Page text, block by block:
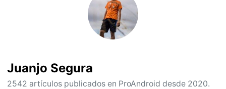
Juanjo Segura
2542 artículos publicados en ProAndroid desde 2020.